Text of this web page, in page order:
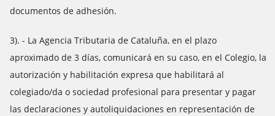
documentos de adhesión.
3). - La Agencia Tributaria de Cataluña, en el plazo
aproximado de 3 días, comunicará en su caso, en el Colegio, la
autorización y habilitación expresa que habilitará al
colegiado/da o sociedad profesional para presentar y pagar
las declaraciones y autoliquidaciones en representación de